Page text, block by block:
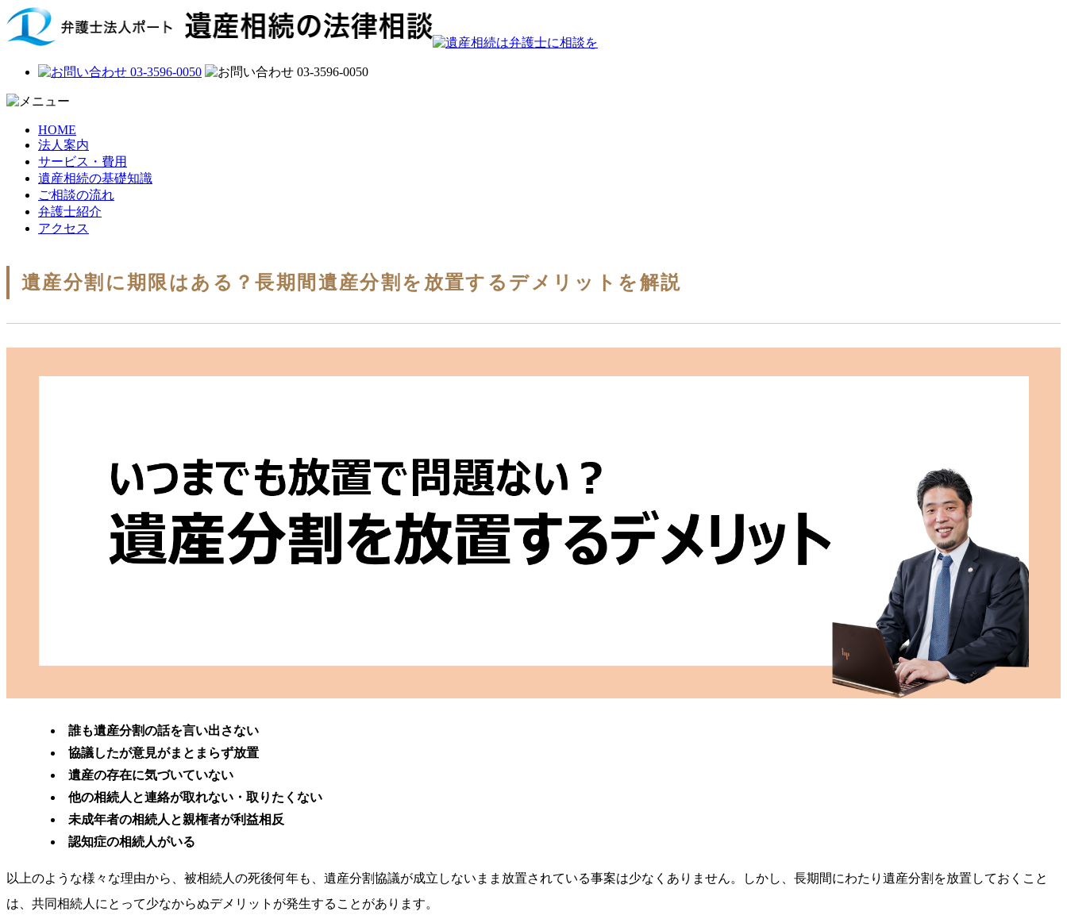
HOME
法人案内
サービス・費用
遺産相続の基礎知識
ご相談の流れ
弁護士紹介
アクセス
遺産分割に期限はある？長期間遺産分割を放置するデメリットを解説
誰も遺産分割の話を言い出さない
協議したが意見がまとまらず放置
遺産の存在に気づいていない
他の相続人と連絡が取れない・取りたくない
未成年者の相続人と親権者が利益相反
認知症の相続人がいる
以上のような様々な理由から、被相続人の死後何年も、遺産分割協議が成立しないまま放置されている事案は少なくありません。しかし、長期間にわたり遺産分割を放置しておくこと
は、共同相続人にとって少なからぬデメリットが発生することがあります。